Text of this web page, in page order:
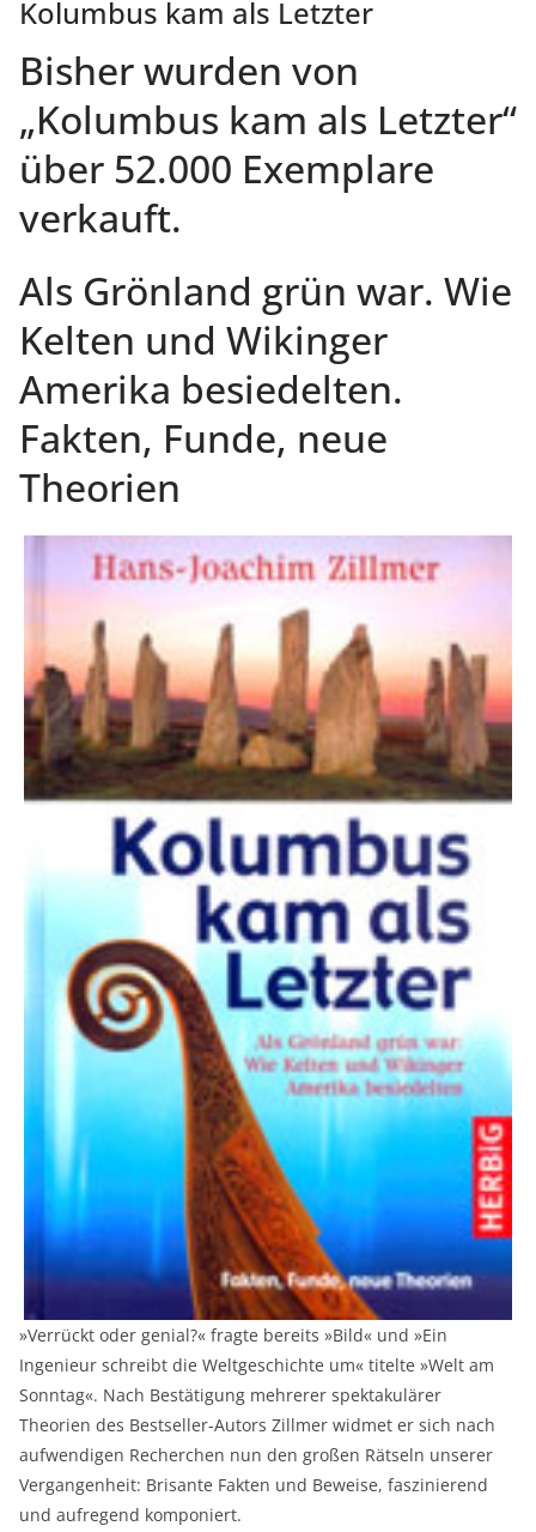
Kolumbus kam als Letzter
Bisher wurden von
„Kolumbus kam als Letzter“
über 52.000 Exemplare
verkauft.
Als Grönland grün war. Wie
Kelten und Wikinger
Amerika besiedelten.
Fakten, Funde, neue
Theorien
»Verrückt oder genial?« fragte bereits »Bild« und »Ein
Ingenieur schreibt die Weltgeschichte um« titelte »Welt am
Sonntag«. Nach Bestätigung mehrerer spektakulärer
Theorien des Bestseller-Autors Zillmer widmet er sich nach
aufwendigen Recherchen nun den großen Rätseln unserer
Vergangenheit: Brisante Fakten und Beweise, faszinierend
und aufregend komponiert.